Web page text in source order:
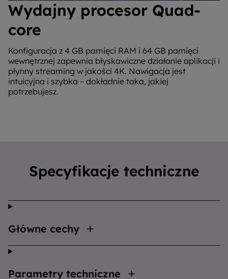
Wydajny procesor Quad-
core
Konfiguracja z 4 GB pamięci RAM i 64 GB pamięci
wewnętrznej zapewnia błyskawiczne działanie aplikacji i
płynny streaming w jakości 4K. Nawigacja jest
intuicyjna i szybka – dokładnie taka, jakiej
potrzebujesz.
Specyfikacje techniczne
Główne cechy
Parametry techniczne